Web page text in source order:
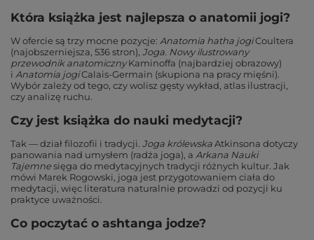
Która książka jest najlepsza o anatomii jogi?
W ofercie są trzy mocne pozycje: Anatomia hatha jogiCoultera
(najobszerniejsza, 536 stron), Joga. Nowy ilustrowany
przewodnik anatomiczny Kaminoffa (najbardziej obrazowy)
i Anatomia jogiCalais-Germain (skupiona na pracy mięśni).
Wybór zależy od tego, czy wolisz gęsty wykład, atlas ilustracji,
czy analizę ruchu.
Czy jest książka do nauki medytacji?
Tak — dział filozofii i tradycji. Joga królewskaAtkinsona dotyczy
panowania nad umysłem (radża joga), a Arkana Nauki
Tajemnesięga do medytacyjnych tradycji różnych kultur. Jak
mówi Marek Rogowski, joga jest przygotowaniem ciała do
medytacji, więc literatura naturalnie prowadzi od pozycji ku
praktyce uważności.
Co poczytać o ashtanga jodze?